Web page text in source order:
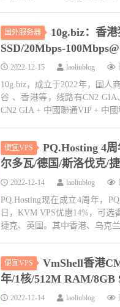
国外服务器
10g.biz：香
SSD/20Mbps-
2022-12-15 laoliublog
10g.biz，成立于2022年，国人
谷 、香港等，线路有CN2
CN2 GIA + 中國聯通VIP + 中國
便宜VPS
PQ.Hosting 4
尔多瓦/德国/斯洛伐克/
2022-12-14 laoliublog
PQ.Hosting现在成立4周年，
日，KVM VPS优惠14%，可选
捷克、英国。其中香港、乌克兰
便宜VPS
VmShell香港
年/1核/512M RAM/8GB
2022-12-14 laoliublog